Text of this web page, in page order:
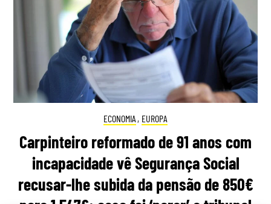
ECONOMIA , EUROPA
Carpinteiro reformado de 91 anos com
incapacidade vê Segurança Social
recusar-lhe subida da pensão de 850€